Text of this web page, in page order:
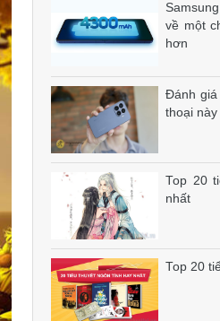
về một
hơn
Đánh giá
thoại
Top 20
nhất
Top 20